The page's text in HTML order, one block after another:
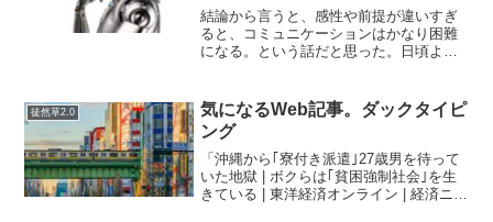
ミュニケーションは不能になるっ
て話だと思う。
結論から言うと、感性や前提が違いすぎ
ると、コミュニケーションはかなり困難
になる。という話だと思った。日頃よく
は、認知科学の視点から「なぜ人の話は
こんなにも伝わりにくいの...
徒然草2.0
気になるWeb記事。ダックタイピ
ング
「沖縄から｢寮付き派遣｣27歳男を待って
いた地獄 | ボクらは｢貧困強制社会｣を生
きている | 東洋経済オンライン | 経済ニュ